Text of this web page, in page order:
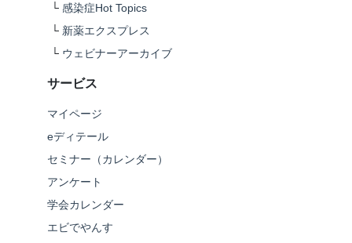
└ 感染症Hot Topics
└ 新薬エクスプレス
└ ウェビナーアーカイブ
サービス
マイページ
eディテール
セミナー（カレンダー）
アンケート
学会カレンダー
エビでやんす